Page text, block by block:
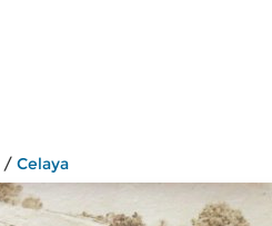
/ Celaya